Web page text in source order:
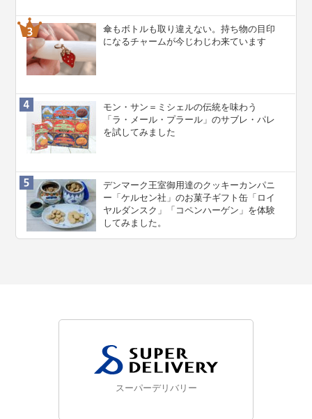
傘もボトルも取り違えない。持ち物の目印
になるチャームが今じわじわ来ています
モン・サン＝ミシェルの伝統を味わう
「ラ・メール・プラール」のサブレ・パレ
を試してみました
デンマーク王室御用達のクッキーカンパニ
ー「ケルセン社」のお菓子ギフト缶「ロイ
ヤルダンスク」「コペンハーゲン」を体験
してみました。
スーパーデリバリー